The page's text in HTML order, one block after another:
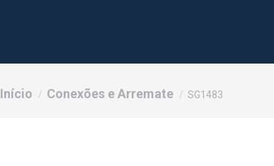
Você está aqui:
Início Conexões e Arremate SG1483